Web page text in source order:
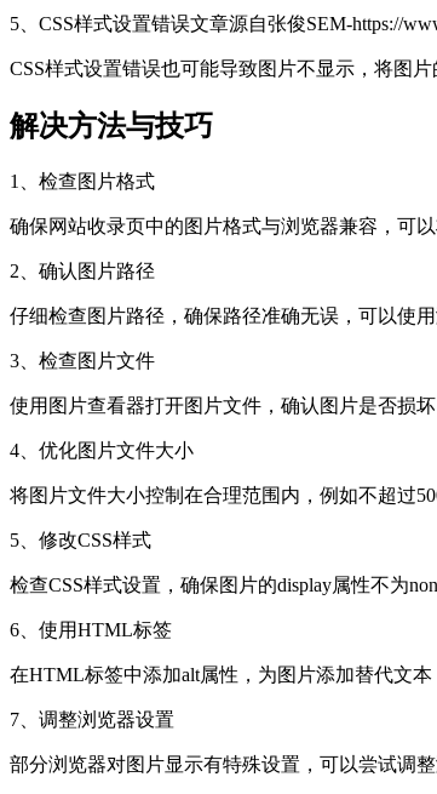
5、CSS样式设置错误文章源自张俊SEM-https://
CSS样式设置错误也可能导致图片不显示，将图
解决方法与技巧
1、检查图片格式
确保网站收录页中的图片格式与浏览器兼容，可
2、确认图片路径
仔细检查图片路径，确保路径准确无误，可以使
3、检查图片文件
使用图片查看器打开图片文件，确认图片是否损
4、优化图片文件大小
将图片文件大小控制在合理范围内，例如不超过
5、修改CSS样式
检查CSS样式设置，确保图片的display属性不为
6、使用HTML标签
在HTML标签中添加alt属性，为图片添加替代文
7、调整浏览器设置
部分浏览器对图片显示有特殊设置，可以尝试调